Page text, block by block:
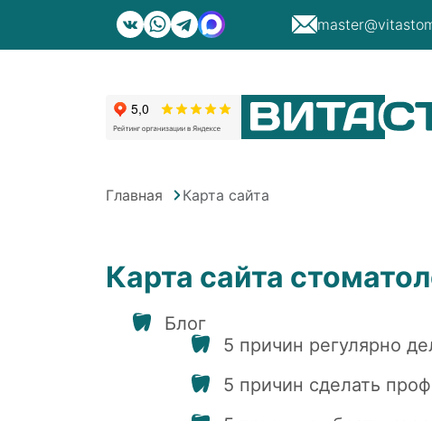
Главная Карта сайта
Карта сайта
Блог
5 причин регулярно
5 причин сделать